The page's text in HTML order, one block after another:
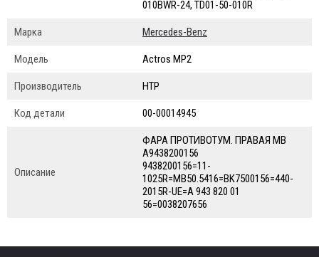
010BWR-24, TD01-50-010R
Марка Mercedes-Benz
Модель Actros MP2
Производитель HTP
Код детали 00-00014945
Описание
ФАРА ПРОТИВОТУМ. ПРАВАЯ MB
A9438200156
9438200156=11-
1025R=MB50.5416=BK7500156=440-
2015R-UE=A 943 820 01
56=0038207656